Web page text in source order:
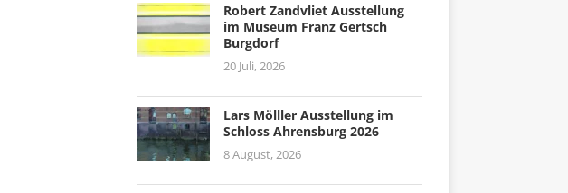
Robert Zandvliet Ausstellung
im Museum Franz Gertsch
Burgdorf
20 Juli, 2026
Lars Mölller Ausstellung im
Schloss Ahrensburg 2026
8 August, 2026